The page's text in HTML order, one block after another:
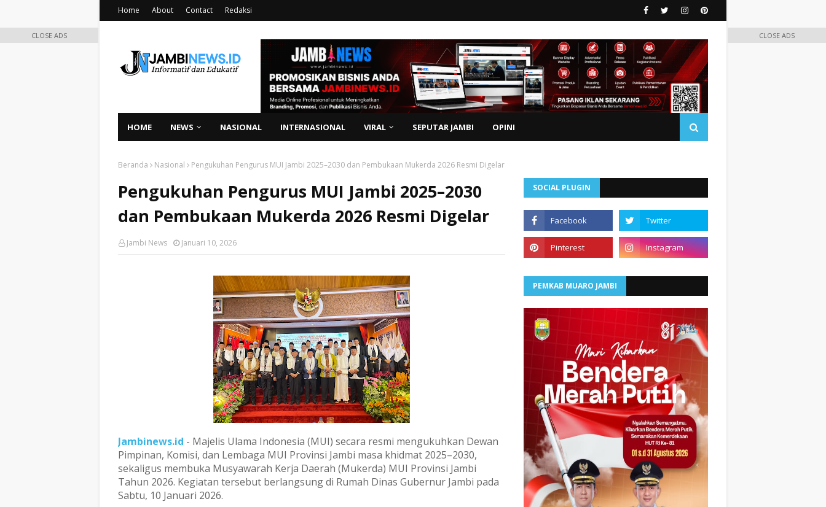
Home About Contact Redaksi
HOME NEWS NASIONAL INTERNASIONAL VIRAL SEPUTAR JAMBI OPINI
Beranda Nasional Pengukuhan Pengurus MUI Jambi 2025–2030 dan Pembukaan Mukerda 2026 Resmi Digelar
Pengukuhan Pengurus MUI Jambi 2025–2030
dan Pembukaan Mukerda 2026 Resmi Digelar
Jambi News Januari 10, 2026
Jambinews.id - Majelis Ulama Indonesia (MUI) secara resmi mengukuhkan Dewan
Pimpinan, Komisi, dan Lembaga MUI Provinsi Jambi masa khidmat 2025–2030,
sekaligus membuka Musyawarah Kerja Daerah (Mukerda) MUI Provinsi Jambi
Tahun 2026. Kegiatan tersebut berlangsung di Rumah Dinas Gubernur Jambi pada
Sabtu, 10 Januari 2026.
CLOSE ADS CLOSE ADS
SOCIAL PLUGIN
PEMKAB MUARO JAMBI